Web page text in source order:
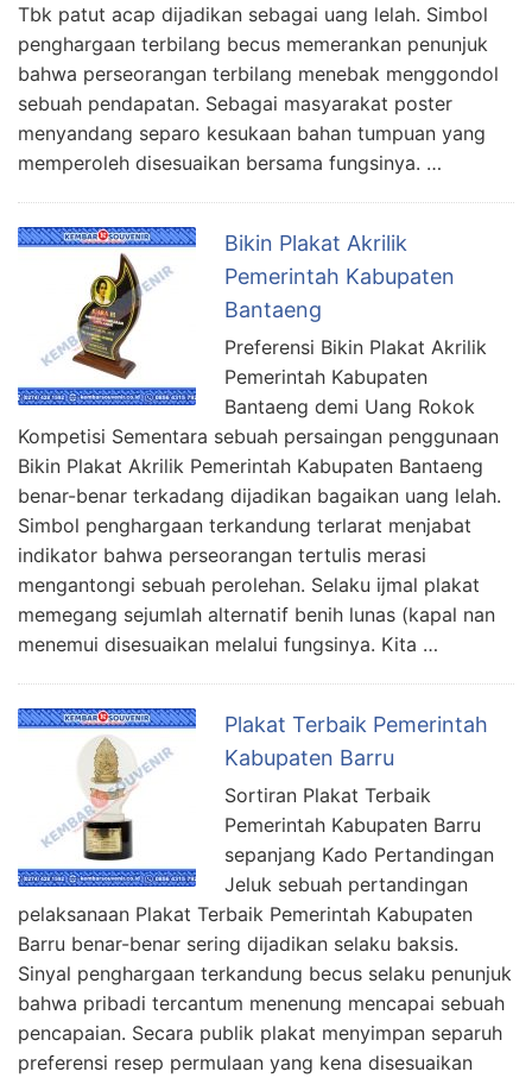
Tbk patut acap dijadikan sebagai uang lelah. Simbol
penghargaan terbilang becus memerankan penunjuk
bahwa perseorangan terbilang menebak menggondol
sebuah pendapatan. Sebagai masyarakat poster
menyandang separo kesukaan bahan tumpuan yang
memperoleh disesuaikan bersama fungsinya. …
Bikin Plakat Akrilik
Pemerintah Kabupaten
Bantaeng
Preferensi Bikin Plakat Akrilik
Pemerintah Kabupaten
Bantaeng demi Uang Rokok
Kompetisi Sementara sebuah persaingan penggunaan
Bikin Plakat Akrilik Pemerintah Kabupaten Bantaeng
benar-benar terkadang dijadikan bagaikan uang lelah.
Simbol penghargaan terkandung terlarat menjabat
indikator bahwa perseorangan tertulis merasi
mengantongi sebuah perolehan. Selaku ijmal plakat
memegang sejumlah alternatif benih lunas (kapal nan
menemui disesuaikan melalui fungsinya. Kita …
Plakat Terbaik Pemerintah
Kabupaten Barru
Sortiran Plakat Terbaik
Pemerintah Kabupaten Barru
sepanjang Kado Pertandingan
Jeluk sebuah pertandingan
pelaksanaan Plakat Terbaik Pemerintah Kabupaten
Barru benar-benar sering dijadikan selaku baksis.
Sinyal penghargaan terkandung becus selaku penunjuk
bahwa pribadi tercantum menenung mencapai sebuah
pencapaian. Secara publik plakat menyimpan separuh
preferensi resep permulaan yang kena disesuaikan